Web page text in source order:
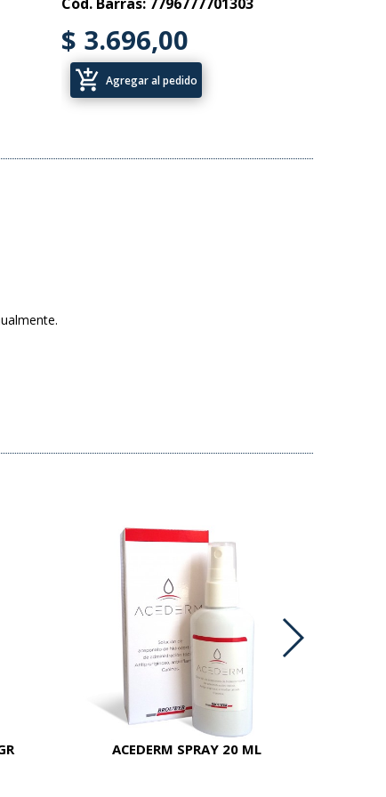
$ 3.696,00
add_shopping_cart Agregar al pedido
ACEDERM SPRAY 20 ML